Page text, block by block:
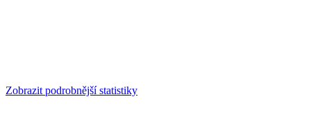
Zobrazit podrobnější statistiky